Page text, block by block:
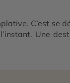
C’est se
Une